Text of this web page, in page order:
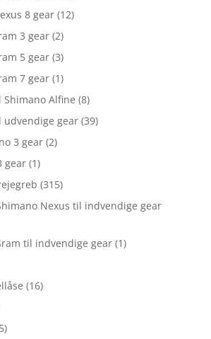
8 gear (12)
3 gear (2)
5 gear (3)
7 gear (1)
Shimano Alfine (8)
udvendige gear (39)
3 gear (2)
gear (1)
(315)
Nexus til indvendige gear
til indvendige gear (1)
(16)